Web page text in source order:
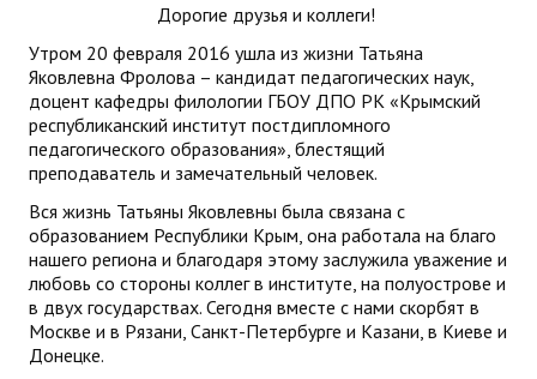
Дорогие друзья и коллеги!
Утром 20 февраля 2016 ушла из жизни Татьяна
Яковлевна Фролова – кандидат педагогических наук,
доцент кафедры филологии ГБОУ ДПО РК «Крымский
республиканский институт постдипломного
педагогического образования», блестящий
преподаватель и замечательный человек.
Вся жизнь Татьяны Яковлевны была связана с
образованием Республики Крым, она работала на благо
нашего региона и благодаря этому заслужила уважение и
любовь со стороны коллег в институте, на полуострове и
в двух государствах. Сегодня вместе с нами скорбят в
Москве и в Рязани, Санкт-Петербурге и Казани, в Киеве и
Донецке.